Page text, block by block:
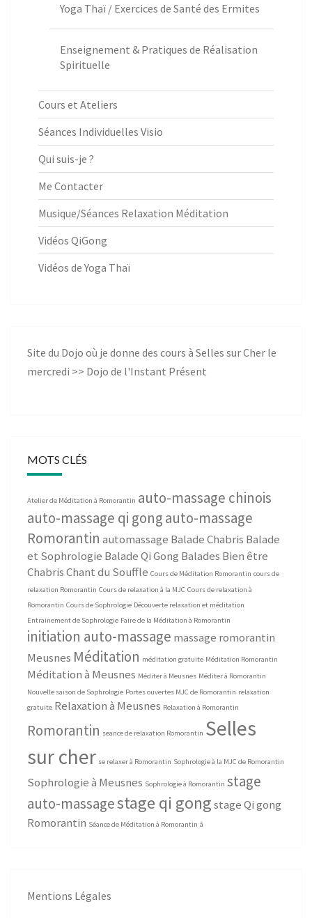
Yoga Thaï / Exercices de Santé des Ermites
Enseignement & Pratiques de Réalisation
Spirituelle
Cours et Ateliers
Séances Individuelles Visio
Qui suis-je ?
Me Contacter
Musique/Séances Relaxation Méditation
Vidéos QiGong
Vidéos de Yoga Thaï
Site du Dojo où je donne des cours à Selles sur Cher le
mercredi >> Dojo de l'Instant Présent
MOTS CLÉS
Atelier de Méditation à Romorantin auto-massage chinois
auto-massage qi gongauto-massage
Romorantin automassage Balade Chabris Balade
et Sophrologie Balade Qi Gong Balades Bien être
ChabrisChant du Souffle Cours de Méditation Romorantin cours de
relaxation Romorantin Cours de relaxation à la MJC Cours de relaxation à
Romorantin Cours de Sophrologie Découverte relaxation et méditation
Entrainement de Sophrologie Faire de la Méditation à Romorantin
initiation auto-massage massage romorantin
Meusnes Méditation méditation gratuite Méditation Romorantin
Méditation à Meusnes Méditer à Meusnes Méditer à Romorantin
Nouvelle saison de Sophrologie Portes ouvertes MJC de Romorantin relaxation
gratuite Relaxation à Meusnes Relaxation à Romorantin
Romorantin seance de relaxation Romorantin Selles
sur cher se relaxer à Romorantin Sophrologie à la MJC de Romorantin
Sophrologie à Meusnes Sophrologie à Romorantin stage
auto-massagestage qi gongstage Qi gong
Romorantin Séance de Méditation à Romorantin â
Mentions Légales